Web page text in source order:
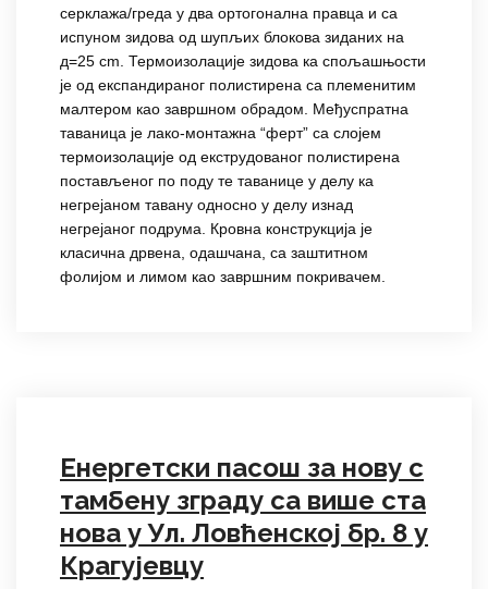
серклажа/греда у два ортогонална правца и са
испуном зидова од шупљих блокова зиданих на
д=25 cm. Термоизолације зидова ка спољашњости
је од експандираног полистирена са племенитим
малтером као завршном обрадом. Међуспратна
таваница је лако-монтажна “ферт” са слојем
термоизолације од екструдованог полистирена
постављеног по поду те таванице у делу ка
негрејаном тавану односно у делу изнад
негрејаног подрума. Кровна конструкција је
класична дрвена, одашчана, са заштитном
фолијом и лимом као завршним покривачем.
Енергетски пасош за нову с
тамбену зграду са више ста
нова у Ул. Ловћенској бр. 8 у
Крагујевцу